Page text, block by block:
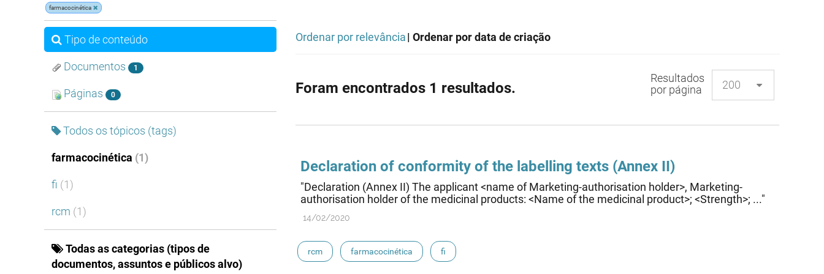
farmacocinética
Tipo de conteúdo
Documentos 1
Páginas 0
Todos os tópicos (tags)
farmacocinética (1)
fi (1)
rcm (1)
Todas as categorias (tipos de
documentos, assuntos e públicos alvo)
Ordenar por relevância| Ordenar por data de criação
Foram encontrados 1 resultados.
Resultados
por página
Declaration of conformity of the labelling texts (Annex II)
"Declaration (Annex II) The applicant <name of Marketing-authorisation holder>, Marketing-
authorisation holder of the medicinal products: <Name of the medicinal product>; <Strength>; ..."
14/02/2020
rcm farmacocinética fi